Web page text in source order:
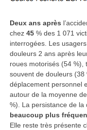
Deux ans après
chez 45 % des 1 071
interrogées. Les
douleurs 2 ans après
roues motorisés (54 %),
souvent de douleurs (38
déplacement personnel
autour de la moyenne
%). La persistance de la
beaucoup plus
Elle reste très présente